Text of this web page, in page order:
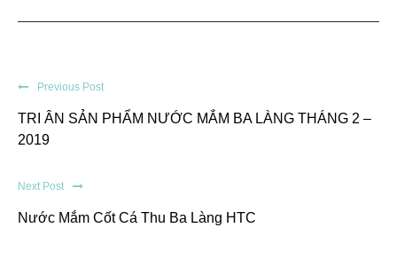
Previous Post
TRI ÂN SẢN PHẨM NƯỚC MẮM BA LÀNG THÁNG 2 –
2019
Next Post
Nước Mắm Cốt Cá Thu Ba Làng HTC